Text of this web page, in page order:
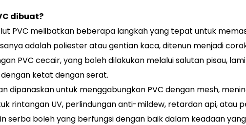
dibuat?
PVC melibatkan beberapa langkah yang tepat untuk
adalah poliester atau gentian kaca, ditenun menjadi
PVC cecair, yang boleh dilakukan melalui salutan pisau,
ketat dengan serat.
dipanaskan untuk menggabungkan PVC dengan mesh,
rintangan UV, perlindungan anti-mildew, retardan api, atau
serba boleh yang berfungsi dengan baik dalam keadaan